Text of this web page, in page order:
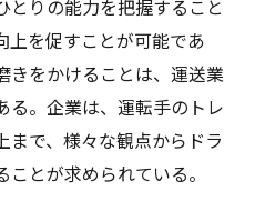
りの能力を把握すること
上を促すことが可能であ
きをかけることは、運送業
る。企業は、運転手のトレ
まで、様々な観点からドラ
とが求められている。